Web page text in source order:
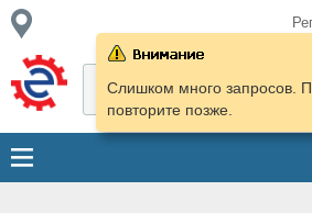
Слишком много запросов.
повторите позже.